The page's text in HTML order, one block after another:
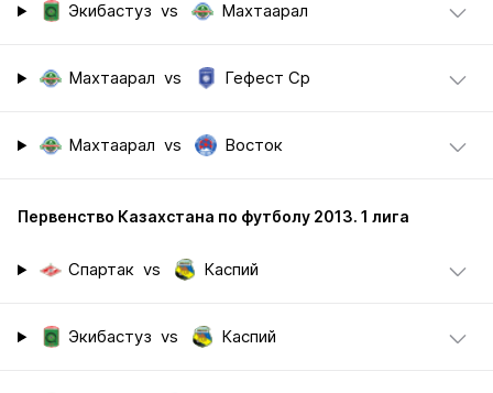
Экибастуз vs Махтаарал
Махтаарал vs Гефест Ср
Махтаарал vs Восток
Первенство Казахстана по футболу 2013. 1 лига
Спартак vs Каспий
Экибастуз vs Каспий